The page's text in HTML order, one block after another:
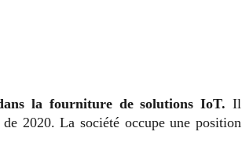
la fourniture de solutions IoT. Il
2020. La société occupe une position